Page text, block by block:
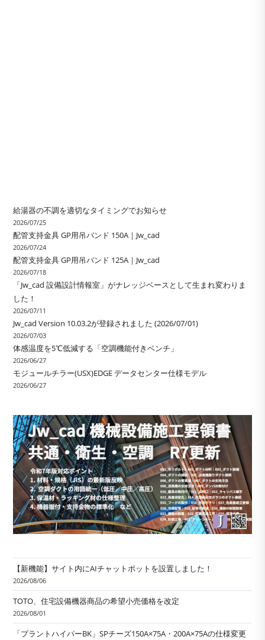
給湯器の不調を適切なタイミングでお知らせ
2026/07/25
配管支持金具 GP用吊バンド 150A｜Jw_cad
2026/07/24
配管支持金具 GP用吊バンド 125A｜Jw_cad
2026/07/18
「Jw_cad 設備設計情報室」がナレッジベースとして生まれ変わりま
した！
2026/07/11
Jw_cad Version 10.03.2が登録されました (2026/07/01)
2026/07/03
体感温度を5℃低減する「空調機能付きベンチ」
2026/06/27
モジュールチラー(USX)EDGE データセンター仕様モデル
2026/06/27
【新機能】サイト内にAIチャットボットを設置しました！
2026/08/06
TOTO、住宅設備機器商品の希望小売価格を改定
2026/08/01
「プラントハイパーBK」SPチーズ150A×75A・200A×75Aの仕様変更